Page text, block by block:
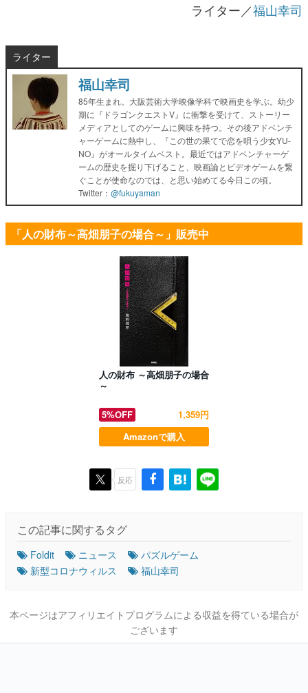
ライター／福山幸司
ライター
福山幸司
85年生まれ。大阪芸術大学映像学科で映画史を学ぶ。幼少
期に『ドラゴンクエストV』に衝撃を受けて、ストーリー
メディアとしてのゲームに興味を持つ。その後アドベンチ
ャーゲームに熱中し、『この世の果てで恋を唄う少女YU-
NO』がオールタイムベスト。最近ではアドベンチャーゲ
ームの歴史を掘り下げること、映画論とビデオゲームを繋
ぐことが使命なのでは、と思い始めてる今日この頃。
Twitter： @fukuyaman
「人の財布～高畑朋子の場合～」販売中
人の財布 ～高畑朋子の場合
～
5%OFF
1,359円
Amazonで購入
反応
この記事に関するタグ
Foldit ニュース
パズルゲーム
新型コロナウィルス
福山幸司
本ページはアフィリエイトプログラムによる収益を得ている場合が
ございます